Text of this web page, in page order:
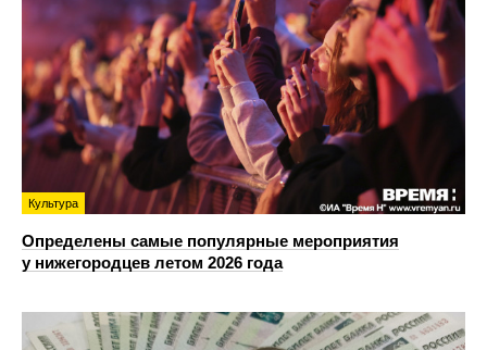
Культура
Определены самые популярные мероприятия
у нижегородцев летом 2026 года